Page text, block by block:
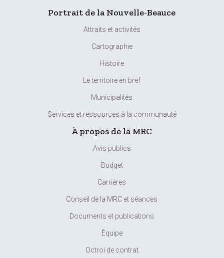
Portrait de la Nouvelle-Beauce
Attraits et activités
Cartographie
Histoire
Le territoire en bref
Municipalités
Services et ressources à la communauté
À propos de la MRC
Avis publics
Budget
Carrières
Conseil de la MRC et séances
Documents et publications
Équipe
Octroi de contrat